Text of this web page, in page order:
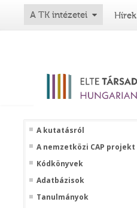
A TK intézetei Hírek
A kutatásról
A nemzetközi CAP projekt
Kódkönyvek
Adatbázisok
Tanulmányok